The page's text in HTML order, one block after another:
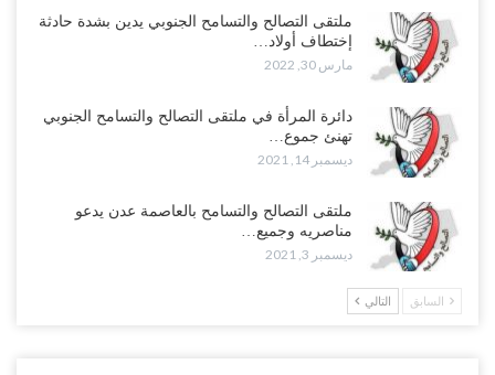
ملتقى التصالح والتسامح الجنوبي يدين بشدة حادثة
إختطاف أولاد…
مارس 30, 2022
دائرة المرأة في ملتقى التصالح والتسامح الجنوبي
تهنئ جموع…
ديسمبر 14, 2021
ملتقى التصالح والتسامح بالعاصمة عدن يدعو
مناصريه وجميع…
ديسمبر 3, 2021
السابق التالي